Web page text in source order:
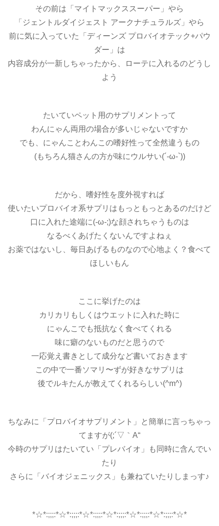
その前は「マイトマックススーパー」やら
「ジェントルダイジェスト アークナチュラルズ」やら
前に気に入っていた「ディーンズ プロバイオテック+パウ
ダー」は
内容成分が一新しちゃったから、ローテに入れるのどうし
よう
たいていペット用のサプリメントって
わんにゃん両用の場合が多いじゃないですか
でも、にゃんことわんこの嗜好性って全然違うもの
(もちろん猫さんの方が味にウルサい(´-ω-`))
だから、嗜好性を度外視すれば
使いたいプロバイオ系サプリはもっともっとあるのだけど
口に入れた途端に(-ω-;)な顔されちゃうものは
なるべくあげたくないんですよねぇ
お薬ではないし、毎日あげるものなので心地よく？食べて
ほしいもん
ここに挙げたのは
カリカリもしくはウエットに入れた時に
にゃんこでも抵抗なく食べてくれる
味に癖のないものだと思うので
一応覚え書きとして成分など書いておきます
この中で一番ソマリ〜ずが好きなサプリは
後でルキたんが教えてくれるらしい(^m^)
ちなみに「プロバイオサプリメント」と簡単に言っちゃっ
てますが(;´▽｀A“
今時のサプリはたいてい「プレバイオ」も同時に含んでい
たり
さらに「バイオジェニックス」も兼ねていたりしまっす♪
*☆*:;;;:*☆*:;;;:*☆*:;;;:*☆*:;;;:*☆*:;;;:*☆*:;;;:*☆*